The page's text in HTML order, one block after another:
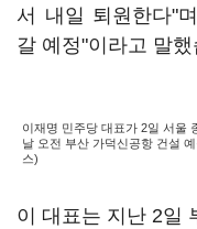
서 내일 퇴원한다"
갈 예정"이라고 말
이재명 민주당 대표가 2일 서울
날 오전 부산 가덕신공항 건설
스)
이 대표는 지난 2일